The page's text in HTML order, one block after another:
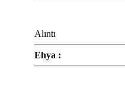
Alıntı
Ehya :